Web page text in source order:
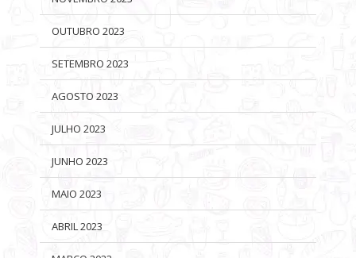
OUTUBRO 2023
SETEMBRO 2023
AGOSTO 2023
JULHO 2023
JUNHO 2023
MAIO 2023
ABRIL 2023